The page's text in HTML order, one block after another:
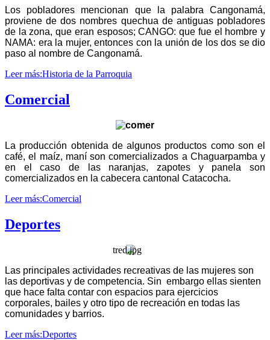
Los pobladores mencionan que la palabra Cangonamá,
proviene de dos nombres quechua de antiguas pobladores
de la zona, que eran esposos; CANGO: que fue el hombre y
NAMA: era la mujer, entonces con la unión de los dos se dio
paso al nombre de Cangonamá.
Leer más:Historia de la Parroquia
Comercial
La producción obtenida de algunos productos como son el
café, el maíz, maní son comercializados a Chaguarpamba y
en el caso de las naranjas, zapotes y panela son
comercializados en la cabecera cantonal Catacocha.
Leer más:Comercial
Deportes
Las principales actividades recreativas de las mujeres son
las deportivas y de competencia. Sin embargo ellas sienten
que hace falta contar con espacios para ejercicios
corporales, bailes y otro tipo de recreación en todas las
comunidades y barrios.
Leer más:Deportes